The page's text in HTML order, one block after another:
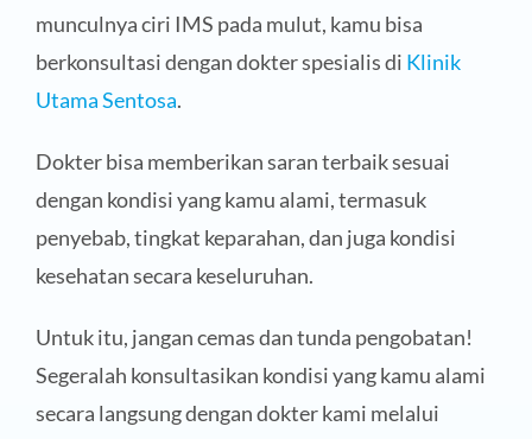
munculnya ciri IMS pada mulut, kamu bisa
berkonsultasi dengan dokter spesialis di Klinik
Utama Sentosa.
Dokter bisa memberikan saran terbaik sesuai
dengan kondisi yang kamu alami, termasuk
penyebab, tingkat keparahan, dan juga kondisi
kesehatan secara keseluruhan.
Untuk itu, jangan cemas dan tunda pengobatan!
Segeralah konsultasikan kondisi yang kamu alami
secara langsung dengan dokter kami melalui